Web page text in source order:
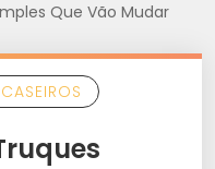
Que Vão Mudar